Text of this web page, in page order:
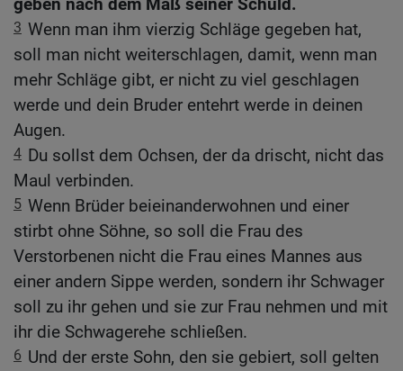
geben nach dem Maß seiner Schuld.
3 Wenn man ihm vierzig Schläge gegeben hat,
soll man nicht weiterschlagen, damit, wenn man
mehr Schläge gibt, er nicht zu viel geschlagen
werde und dein Bruder entehrt werde in deinen
Augen.
4 Du sollst dem Ochsen, der da drischt, nicht das
Maul verbinden.
5 Wenn Brüder beieinanderwohnen und einer
stirbt ohne Söhne, so soll die Frau des
Verstorbenen nicht die Frau eines Mannes aus
einer andern Sippe werden, sondern ihr Schwager
soll zu ihr gehen und sie zur Frau nehmen und mit
ihr die Schwagerehe schließen.
6 Und der erste Sohn, den sie gebiert, soll gelten